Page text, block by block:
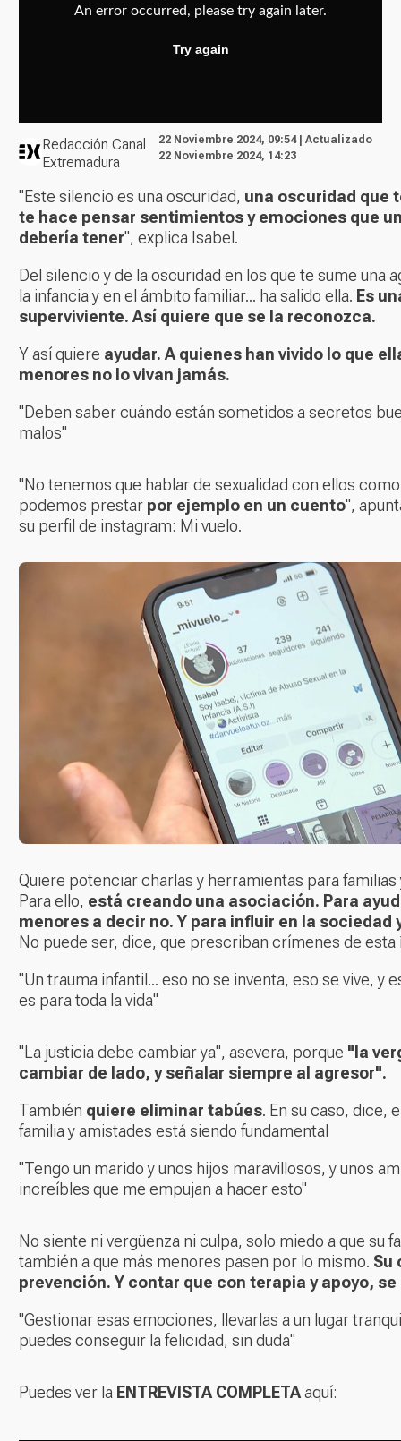
Redacción Canal
Extremadura
22 Noviembre 2024, 09:54 | Actualizado
22 Noviembre 2024, 14:23
"Este silencio es una oscuridad, una oscuridad que
te hace pensar sentimientos y emociones que
debería tener", explica Isabel.
Del silencio y de la oscuridad en los que te sume una
la infancia y en el ámbito familiar... ha salido ella. Es
superviviente. Así quiere que se la reconozca.
Y así quiere ayudar. A quienes han vivido lo que
menores no lo vivan jamás.
"Deben saber cuándo están sometidos a secretos
malos"
"No tenemos que hablar de sexualidad con ellos
podemos prestar por ejemplo en un cuento",
su perfil de instagram: Mi vuelo.
Quiere potenciar charlas y herramientas para
Para ello, está creando una asociación. Para
menores a decir no. Y para influir en la sociedad
No puede ser, dice, que prescriban crímenes de esta
"Un trauma infantil... eso no se inventa, eso se vive, y
es para toda la vida"
"La justicia debe cambiar ya", asevera, porque "la
cambiar de lado, y señalar siempre al agresor".
También quiere eliminar tabúes. En su caso, dice,
familia y amistades está siendo fundamental
"Tengo un marido y unos hijos maravillosos, y unos
increíbles que me empujan a hacer esto"
No siente ni vergüenza ni culpa, solo miedo a que su
también a que más menores pasen por lo mismo. Su
prevención. Y contar que con terapia y apoyo,
"Gestionar esas emociones, llevarlas a un lugar
puedes conseguir la felicidad, sin duda"
Puedes ver la ENTREVISTA COMPLETAaquí: